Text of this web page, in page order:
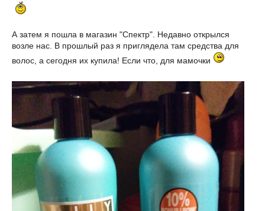
А затем я пошла в магазин "Спектр". Недавно открылся
возле нас. В прошлый раз я приглядела там средства для
волос, а сегодня их купила! Если что, для мамочки